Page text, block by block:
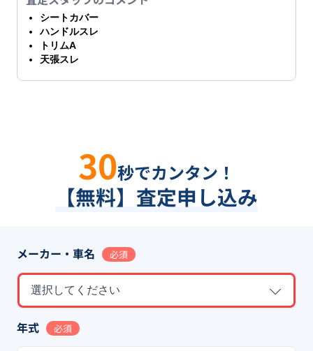
シートカバー
ハンドルスレ
トリムA
天張スレ
30秒でカンタン！
【無料】査定申し込み
メーカー・車名 必須
選択してください
年式 必須